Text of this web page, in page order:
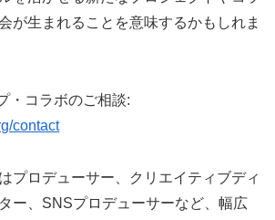
が生まれることを意味するかもしれま
・コラボのご相談:
contact
プロデューサー、クリエイティブディ
ー、SNSプロデューサーなど、幅広